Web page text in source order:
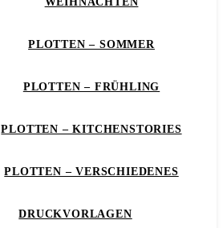
PLOTTEN – SOMMER
PLOTTEN – FRÜHLING
PLOTTEN – KITCHENSTORIES
PLOTTEN – VERSCHIEDENES
DRUCKVORLAGEN